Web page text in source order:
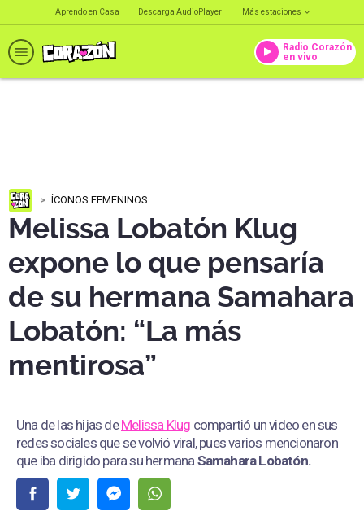
Aprendo en Casa Descarga AudioPlayer Más estaciones
Radio Corazón
en vivo
ÍCONOS FEMENINOS
Melissa Lobatón Klug
expone lo que pensaría
de su hermana Samahara
Lobatón: “La más
mentirosa”
Una de las hijas deMelissa Klug compartió un video en sus
redes sociales que se volvió viral, pues varios mencionaron
que iba dirigido para su hermana Samahara Lobatón.